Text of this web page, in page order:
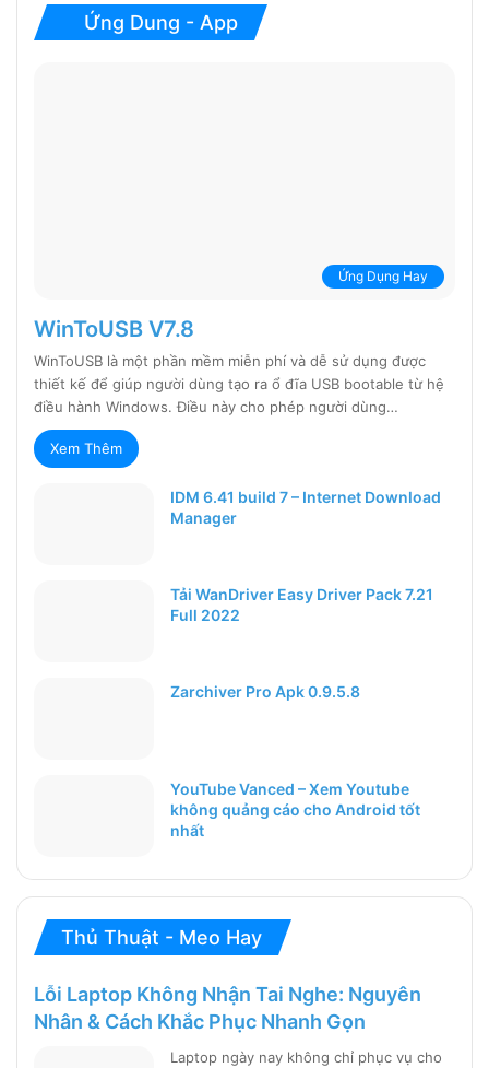
Ứng Dung - App
Ứng Dụng Hay
WinToUSB V7.8
WinToUSB là một phần mềm miễn phí và dễ sử dụng được
thiết kế để giúp người dùng tạo ra ổ đĩa USB bootable từ hệ
điều hành Windows. Điều này cho phép người dùng…
Xem Thêm
IDM 6.41 build 7 – Internet Download
Manager
Tải WanDriver Easy Driver Pack 7.21
Full 2022
Zarchiver Pro Apk 0.9.5.8
YouTube Vanced – Xem Youtube
không quảng cáo cho Android tốt
nhất
Thủ Thuật - Meo Hay
Lỗi Laptop Không Nhận Tai Nghe: Nguyên
Nhân & Cách Khắc Phục Nhanh Gọn
Laptop ngày nay không chỉ phục vụ cho